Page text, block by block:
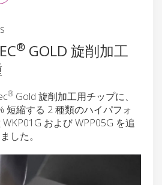
® GOLD 旋削加工
® Gold 旋削加工用チップに、
短縮する 2 種類のハイパフォ
および WPP05G を追
した。